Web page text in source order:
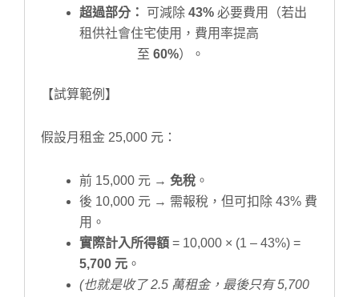
超過部分：
可減除 43% 必要費用（若出
租供社會住宅使用，費用率提高
至 60%）。
【試算範例】
假設月租金 25,000 元：
前 15,000 元 → 免稅 。
後 10,000 元 → 需報稅，但可扣除 43% 費
用。
實際計入所得額 = 10,000 × (1 – 43%) =
5,700 元 。
(也就是收了 2.5 萬租金，最後只有 5,700